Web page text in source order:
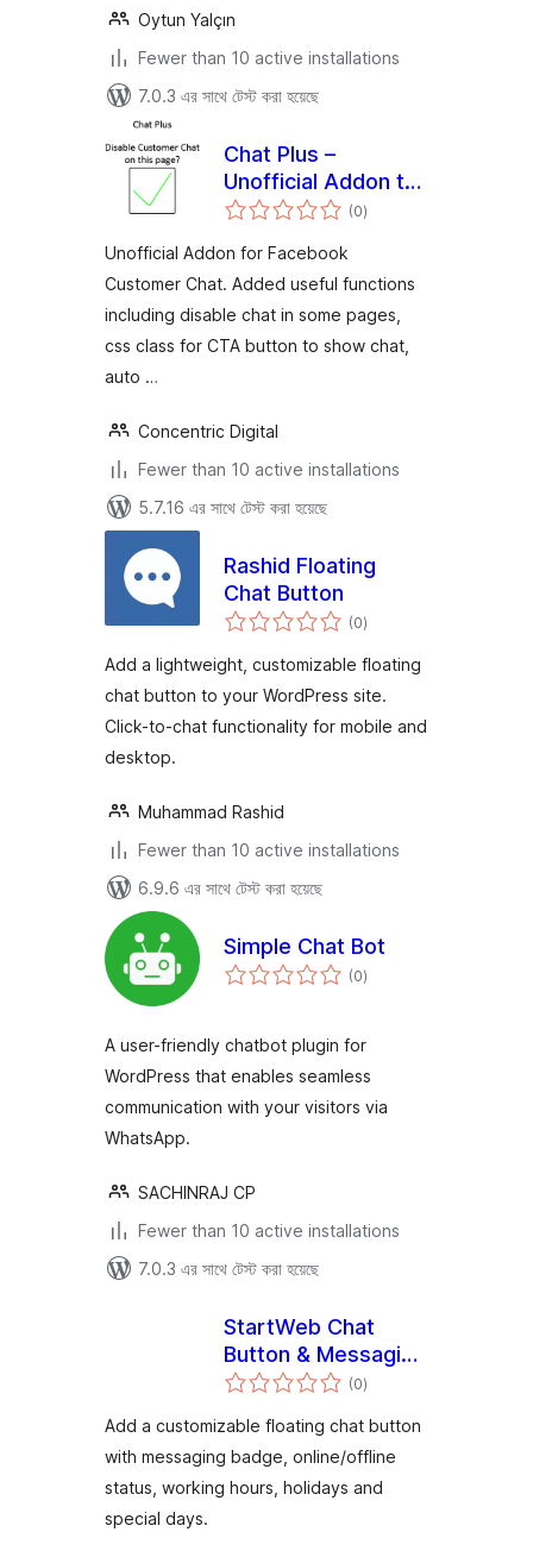
Oytun Yalçın
Fewer than 10 active installations
7.0.3 এর সাথে টেস্ট করা হয়েছে
Chat Plus –
Unofficial Addon to
disable chat on
(0total
ratings
)
Unofficial Addon for Facebook
Customer Chat. Added useful functions
including disable chat in some pages,
css class for CTA button to show chat,
auto …
Concentric Digital
Fewer than 10 active installations
5.7.16 এর সাথে টেস্ট করা হয়েছে
Rashid Floating
Chat Button
(0total
ratings
)
Add a lightweight, customizable floating
chat button to your WordPress site.
Click-to-chat functionality for mobile and
desktop.
Muhammad Rashid
Fewer than 10 active installations
6.9.6 এর সাথে টেস্ট করা হয়েছে
Simple Chat Bot
(0total
ratings
)
A user-friendly chatbot plugin for
WordPress that enables seamless
communication with your visitors via
WhatsApp.
SACHINRAJ CP
Fewer than 10 active installations
7.0.3 এর সাথে টেস্ট করা হয়েছে
StartWeb Chat
Button & Messaging
Badge
(0total
ratings
)
Add a customizable floating chat button
with messaging badge, online/offline
status, working hours, holidays and
special days.